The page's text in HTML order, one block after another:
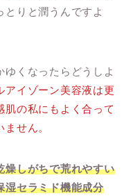
とりと潤うんですよ
ゆくなったらどうしよ
アイゾーン美容液は更
肌の私にもよく合って
せん。
燥しがちで荒れやすい
湿セラミド機能成分